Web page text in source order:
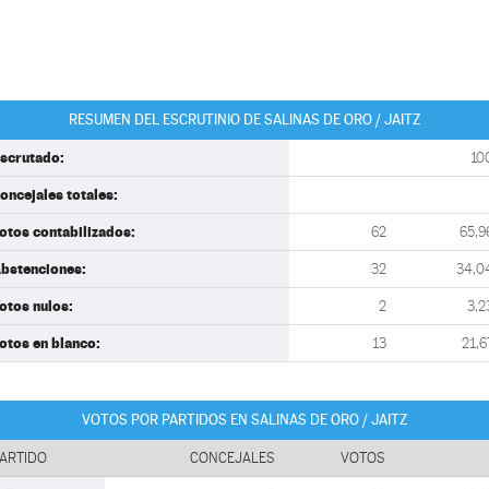
RESUMEN DEL ESCRUTINIO DE SALINAS DE ORO / JAITZ
totales:
contabilizados: 62
32
nulos: 2
en blanco: 13
VOTOS POR PARTIDOS EN SALINAS DE ORO / JAITZ
CONCEJALES VOTOS